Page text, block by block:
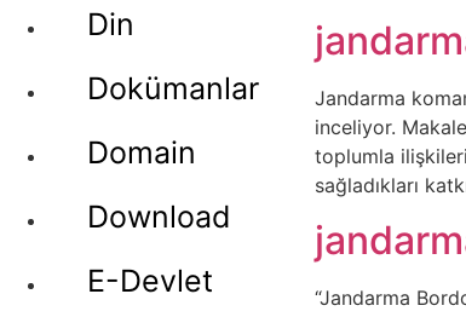
Din
Dokümanlar
Domain
Download
E-Devlet
Jandarma
inceliyor.
toplumla
sağladıkları
“Jandarma